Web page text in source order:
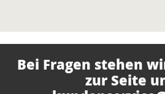
Bei Fragen stehen
zur Seite